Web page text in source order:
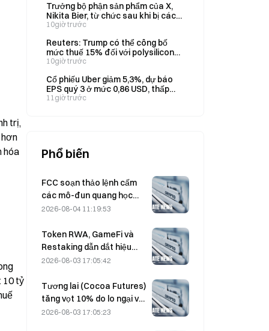
trị,
hơn
hóa
10 tỷ
Trưởng bộ phận sản phẩm của X,
Nikita Bier, từ chức sau khi bị các
nhà giao dịch tiền mã hóa cáo
kỳ.
10giờ trước
Reuters: Trump có thể công bố
mức thuế 15% đối với polysilicon
và mức giá sàn sớm nhất vào ngày
10giờ trước
Cổ phiếu Uber giảm 5,3%, dự báo
EPS quý 3 ở mức 0,86 USD, thấp
hơn kỳ vọng
11giờ trước
Phổ biến
FCC soạn thảo lệnh cấm
các mô-đun quang học
của Trung Quốc dùng cho
có nguy cơ bị ảnh hưởng
tới 27% thị phần
2026-08-04 11:19:53
Token RWA, GameFi và
Restaking dẫn dắt hiệu
suất thị trường trong
2026-08-03 17:05:42
Tương lai (Cocoa Futures)
tăng vọt 10% do lo ngại về
Cung, hướng tới mức 6.000
2026-08-03 17:05:23